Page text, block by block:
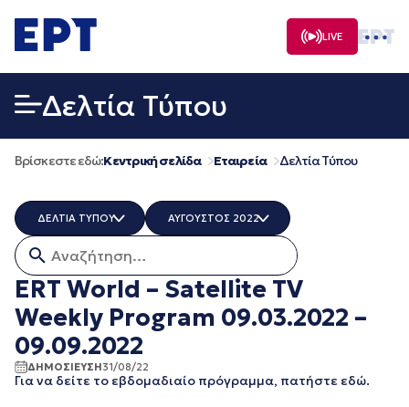
σε
περιεχόμενο
LIVE
Δελτία Τύπου
Βρίσκεστε εδώ:Κεντρική σελίδα Εταιρεία Δελτία Τύπου
ΔΕΛΤΙΑ ΤΥΠΟΥ
ERT COSMOS
ERTECHO
ERTFLIX
EUROVISION - EBU
EΡΤ2 ΣΠΟΡ
EΡΤ3
ΑΥΓΟΥΣΤΟΣ 2022
ΜΑΡΤΙΟΣ 2026
ΔΕΚΕΜΒΡΙΟΣ 2025
ΝΟΕΜΒΡΙΟΣ 2025
ΟΚΤΩΒΡΙΟΣ 2025
ΙΟΥΛΙΟΣ 2025
Αναζήτηση για:
ERT World – Satellite TV
Weekly Program 09.03.2022 –
09.09.2022
ΔΗΜΟΣΙΕΥΣΗ31/08/22
Για να δείτε το εβδομαδιαίο πρόγραμμα, πατήστε εδώ.